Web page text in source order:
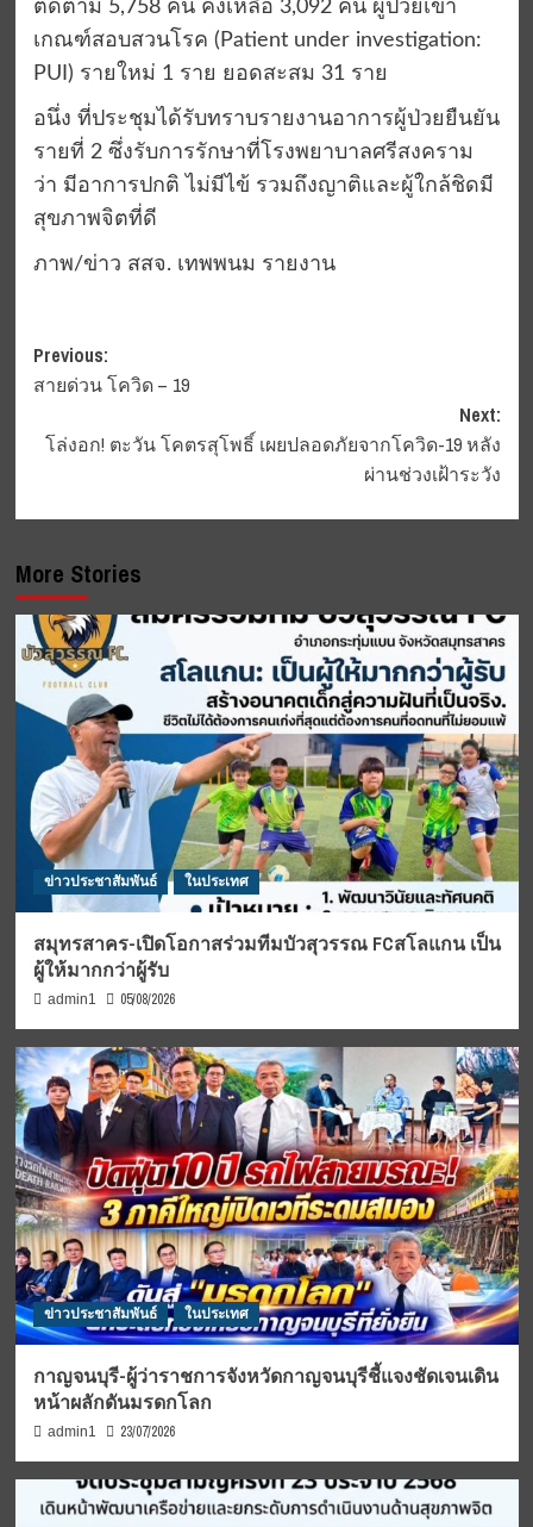
ติดตาม 5,758 คน คงเหลือ 3,092 คน ผู้ป่วยเข้า
เกณฑ์สอบสวนโรค (Patient under investigation:
PUI) รายใหม่ 1 ราย ยอดสะสม 31 ราย
อนึ่ง ที่ประชุมได้รับทราบรายงานอาการผู้ป่วยยืนยัน
รายที่ 2 ซึ่งรับการรักษาที่โรงพยาบาลศรีสงคราม
ว่า มีอาการปกติ ไม่มีไข้ รวมถึงญาติและผู้ใกล้ชิดมี
สุขภาพจิตที่ดี
ภาพ/ข่าว สสจ. เทพพนม รายงาน
Post
navigation
Previous:
สายด่วน โควิด – 19
Next:
โล่งอก! ตะวัน โคตรสุโพธิ์ เผยปลอดภัยจากโควิด-19 หลัง
ผ่านช่วงเฝ้าระวัง
More Stories
ข่าวประชาสัมพันธ์ ในประเทศ
สมุทรสาคร-เปิดโอกาสร่วมทีมบัวสุวรรณ FCสโลแกน เป็น
ผู้ให้มากกว่าผู้รับ
admin1 05/08/2026
ข่าวประชาสัมพันธ์ ในประเทศ
กาญจนบุรี-ผู้ว่าราชการจังหวัดกาญจนบุรีชี้แจงชัดเจนเดิน
หน้าผลักดันมรดกโลก
admin1 23/07/2026